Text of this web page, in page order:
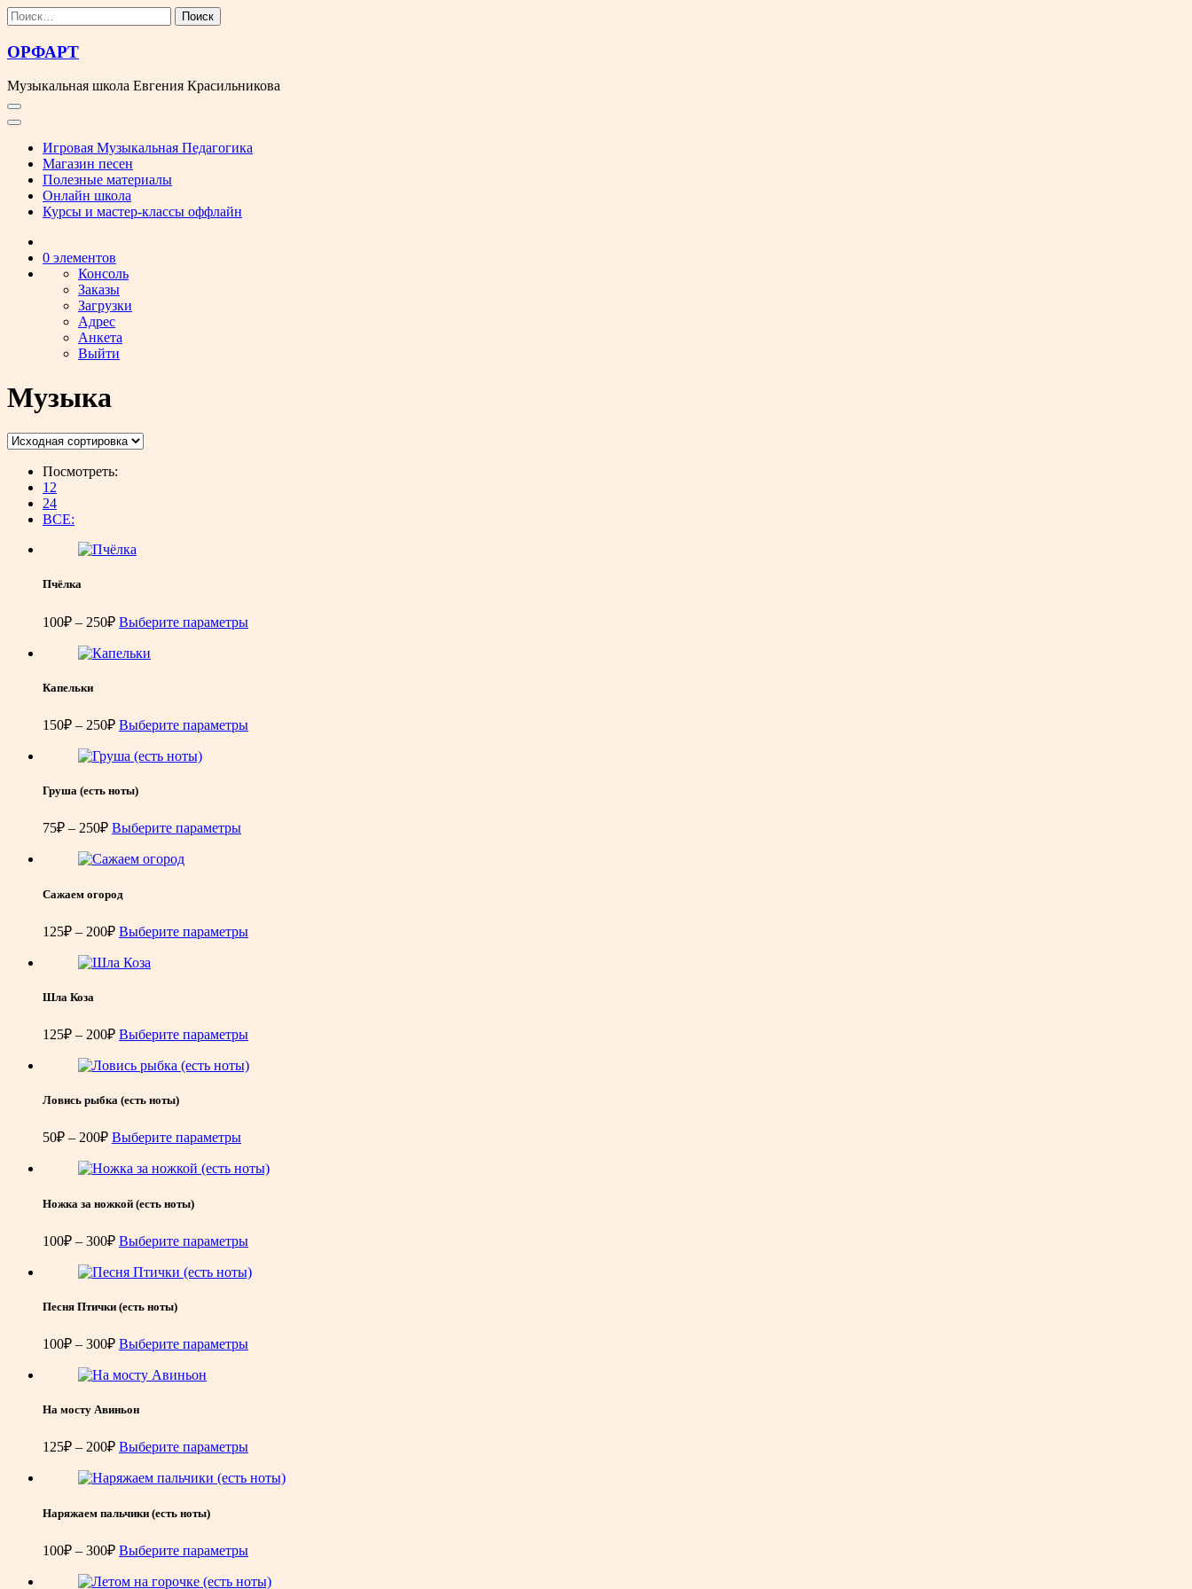
Перейти
к
содержимому
Найти:
ОРФАРТ
Музыкальная школа Евгения Красильникова
Игровая Музыкальная Педагогика
Магазин песен
Полезные материалы
Онлайн школа
Курсы и мастер-классы оффлайн
0 элементов
Консоль
Заказы
Загрузки
Адрес
Анкета
Выйти
Музыка
Посмотреть:
12
24
ВСЕ:
Пчёлка
100₽ – 250₽Диапазон
100₽
Выберите параметры
Капельки
150₽ – 250₽Диапазон
150₽
250₽
Выберите параметры
Груша (есть ноты)
75₽ – 250₽Диапазон
75₽
250₽
Выберите параметры
Сажаем огород
125₽ – 200₽Диапазон
125₽
Выберите параметры
Шла Коза
125₽ – 200₽Диапазон
125₽
200₽
Выберите параметры
Ловись рыбка (есть ноты)
50₽ – 200₽Диапазон
50₽
200₽
Выберите параметры
Ножка за ножкой (есть ноты)
100₽ – 300₽Диапазон
100₽
300₽
Выберите параметры
Песня Птички (есть ноты)
100₽ – 300₽Диапазон
100₽
300₽
Выберите параметры
На мосту Авиньон
125₽ – 200₽Диапазон
125₽
200₽
Выберите параметры
Наряжаем пальчики (есть ноты)
100₽ – 300₽Диапазон
100₽
Выберите параметры